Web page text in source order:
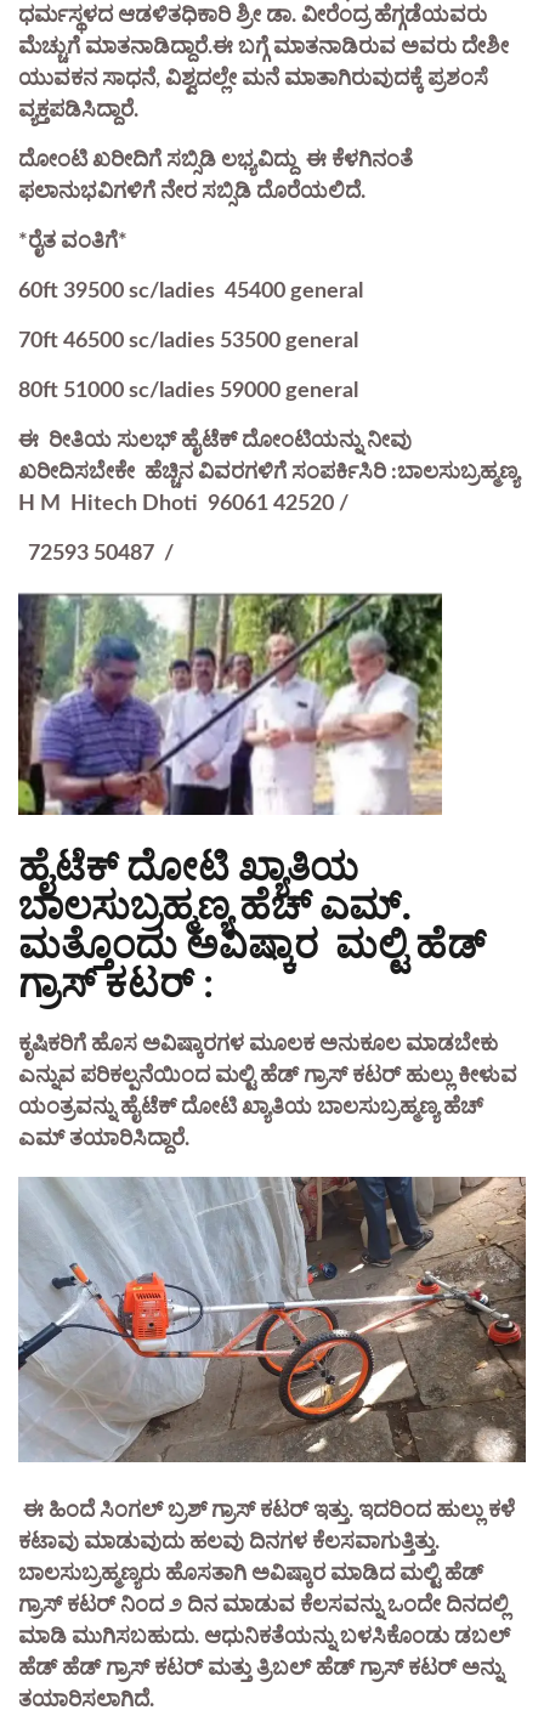
ಧರ್ಮಸ್ಥಳದ ಆಡಳಿತಧಿಕಾರಿ ಶ್ರೀ ಡಾ‌. ವೀರೆಂದ್ರ ಹೆಗ್ಗಡೆಯವರು
ಮೆಚ್ಚುಗೆ ಮಾತನಾಡಿದ್ದಾರೆ.ಈ ಬಗ್ಗೆ ಮಾತನಾಡಿರುವ ಅವರು ದೇಶೀ
ಯುವಕನ ಸಾಧನೆ, ವಿಶ್ವದಲ್ಲೇ ಮನೆ ಮಾತಾಗಿರುವುದಕ್ಕೆ ಪ್ರಶಂಸೆ
ವ್ಯಕ್ತಪಡಿಸಿದ್ದಾರೆ.
ದೋಂಟಿ ಖರೀದಿಗೆ ಸಬ್ಸಿಡಿ ಲಭ್ಯವಿದ್ದು ಈ ಕೆಳಗಿನಂತೆ
ಫಲಾನುಭವಿಗಳಿಗೆ ನೇರ ಸಬ್ಸಿಡಿ ದೊರೆಯಲಿದೆ.
*ರೈತ ವಂತಿಗೆ*
60ft 39500 sc/ladies 45400 general
70ft 46500 sc/ladies 53500 general
80ft 51000 sc/ladies 59000 general
ಈ ರೀತಿಯ ಸುಲಭ್ ಹೈಟೆಕ್ ದೋಂಟಿಯನ್ನು ನೀವು
ಖರೀದಿಸಬೇಕೇ ಹೆಚ್ಚಿನ ವಿವರಗಳಿಗೆ ಸಂಪರ್ಕಿಸಿರಿ :ಬಾಲಸುಬ್ರಹ್ಮಣ್ಯ
H M Hitech Dhoti 96061 42520 /
72593 50487 /
ಹೈಟೆಕ್‌ ದೋಟಿ ಖ್ಯಾತಿಯ
ಬಾಲಸುಬ್ರಹ್ಮಣ್ಯ ಹೆಚ್‌ ಎಮ್‌.
ಮತ್ತೊಂದು ಅವಿಷ್ಕಾರ ಮಲ್ಟಿ ಹೆಡ್‌
ಗ್ರಾಸ್‌ ಕಟರ್‌:
ಕೃಷಿಕರಿಗೆ ಹೊಸ ಅವಿಷ್ಕಾರಗಳ ಮೂಲಕ ಅನುಕೂಲ ಮಾಡಬೇಕು
ಎನ್ನುವ ಪರಿಕಲ್ಪನೆಯಿಂದ ಮಲ್ಟಿ ಹೆಡ್‌ ಗ್ರಾಸ್‌ ಕಟರ್‌ ಹುಲ್ಲು ಕೀಳುವ
ಯಂತ್ರವನ್ನು ಹೈಟೆಕ್‌ ದೋಟಿ ಖ್ಯಾತಿಯ ಬಾಲಸುಬ್ರಹ್ಮಣ್ಯ ಹೆಚ್‌
ಎಮ್‌ ತಯಾರಿಸಿದ್ದಾರೆ.
ಈ ಹಿಂದೆ ಸಿಂಗಲ್‌ ಬ್ರಶ್‌ ಗ್ರಾಸ್‌ ಕಟರ್‌ ಇತ್ತು. ಇದರಿಂದ ಹುಲ್ಲು ಕಳೆ
ಕಟಾವು ಮಾಡುವುದು ಹಲವು ದಿನಗಳ ಕೆಲಸವಾಗುತ್ತಿತ್ತು.
ಬಾಲಸುಬ್ರಹ್ಮಣ್ಯರು ಹೊಸತಾಗಿ ಅವಿಷ್ಕಾರ ಮಾಡಿದ ಮಲ್ಟಿ ಹೆಡ್‌
ಗ್ರಾಸ್‌ ಕಟರ್‌ ನಿಂದ ೨ ದಿನ ಮಾಡುವ ಕೆಲಸವನ್ನು ಒಂದೇ ದಿನದಲ್ಲಿ
ಮಾಡಿ ಮುಗಿಸಬಹುದು. ಆಧುನಿಕತೆಯನ್ನು ಬಳಸಿಕೊಂಡು ಡಬಲ್‌
ಹೆಡ್‌ ಹೆಡ್‌ ಗ್ರಾಸ್‌ ಕಟರ್‌ ಮತ್ತು ತ್ರಿಬಲ್‌ ಹೆಡ್‌ ಗ್ರಾಸ್‌ ಕಟರ್‌ ಅನ್ನು
ತಯಾರಿಸಲಾಗಿದೆ.